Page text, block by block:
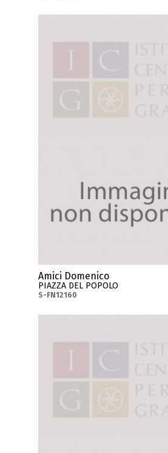
Amici Domenico
PIAZZA DEL POPOLO
S-FN12160